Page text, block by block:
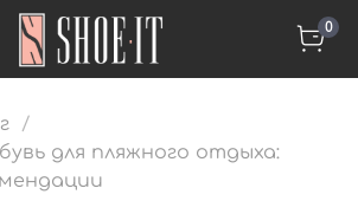
0
для пляжного отдыха: